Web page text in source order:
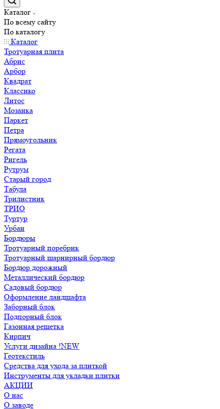
Каталог
По всему сайту
По каталогу
Каталог
Тротуарная плита
Абрис
Арбор
Квадрат
Классико
Литос
Мозаика
Паркет
Петра
Прямоугольник
Регата
Ригель
Рутрум
Старый город
Табула
Трилистник
ТРИО
Туртур
Урбан
Бордюры
Тротуарный поребрик
Тротуарный шарнирный бордюр
Бордюр дорожный
Металлический бордюр
Садовый бордюр
Оформление ландшафта
Заборный блок
Подпорный блок
Газонная решетка
Кирпич
Услуги дизайна !NEW
Геотекстиль
Средства для ухода за плиткой
Инструменты для укладки плитки
АКЦИИ
О нас
О заводе